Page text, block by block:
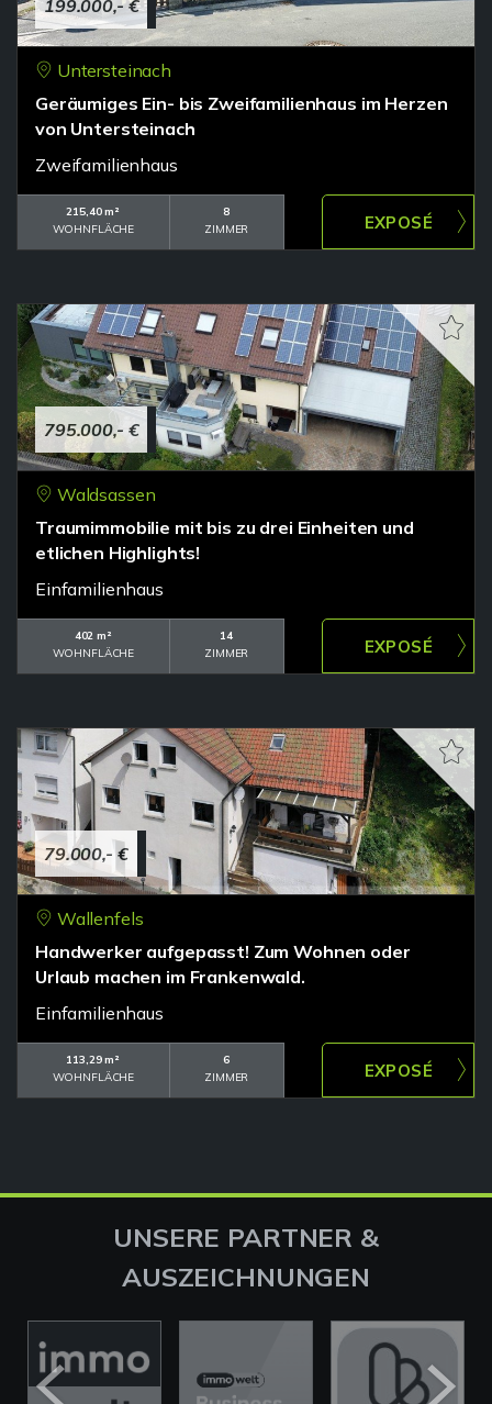
199.000,- €
Untersteinach
Geräumiges Ein- bis Zweifamilienhaus im Herzen
von Untersteinach
Zweifamilienhaus
215,40 m²
WOHNFLÄCHE
8
ZIMMER
795.000,- €
Waldsassen
Traumimmobilie mit bis zu drei Einheiten und
etlichen Highlights!
Einfamilienhaus
402 m²
WOHNFLÄCHE
14
ZIMMER
79.000,- €
Wallenfels
Handwerker aufgepasst! Zum Wohnen oder
Urlaub machen im Frankenwald.
Einfamilienhaus
113,29 m²
WOHNFLÄCHE
6
ZIMMER
UNSERE PARTNER &
AUSZEICHNUNGEN